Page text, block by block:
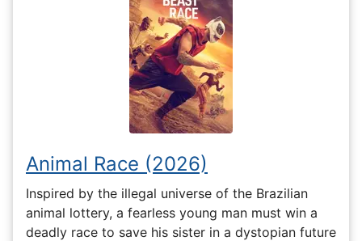
Animal Race (2026)
Inspired by the illegal universe of the Brazilian
animal lottery, a fearless young man must win a
deadly race to save his sister in a dystopian future